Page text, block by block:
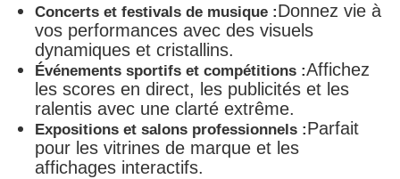
Concerts et festivals de musique :Donnez vie à
vos performances avec des visuels
dynamiques et cristallins.
Événements sportifs et compétitions :Affichez
les scores en direct, les publicités et les
ralentis avec une clarté extrême.
Expositions et salons professionnels :Parfait
pour les vitrines de marque et les
affichages interactifs.